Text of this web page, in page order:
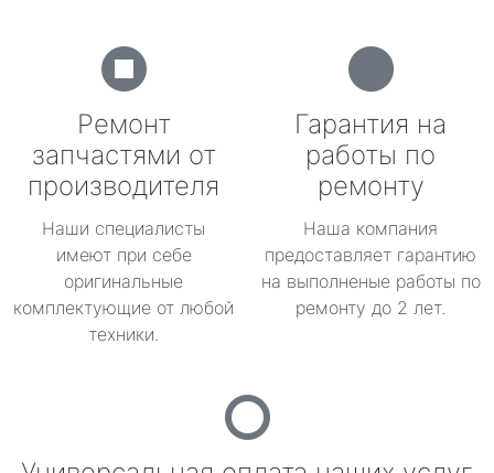
Ремонт
запчастями от
производителя
Наши специалисты
имеют при себе
оригинальные
комплектующие от любой
техники.
Гарантия на
работы по
ремонту
Наша компания
предоставляет гарантию
на выполненые работы по
ремонту до 2 лет.